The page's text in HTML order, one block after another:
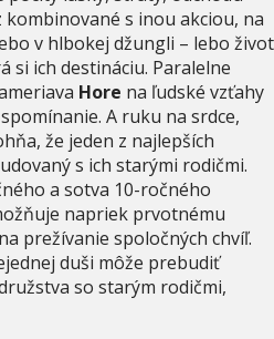
kombinované s inou akciou, na
v hlbokej džungli – lebo život
si ich destináciu. Paralelne
Hore na ľudské vzťahy
A ruku na srdce,
že jeden z najlepších
s ich starými rodičmi.
a sotva 10-ročného
napriek prvotnému
prežívanie spoločných chvíľ.
duši môže prebudiť
so starým rodičmi,